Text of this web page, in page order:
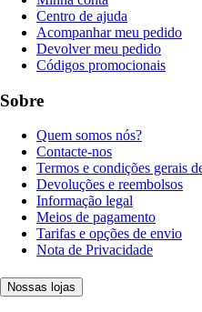
Centro de ajuda
Acompanhar meu pedido
Devolver meu pedido
Códigos promocionais
Sobre
Quem somos nós?
Contacte-nos
Termos e condições gerais
Devoluções e reembolsos
Informação legal
Meios de pagamento
Tarifas e opções de envio
Nota de Privacidade
Nossas lojas